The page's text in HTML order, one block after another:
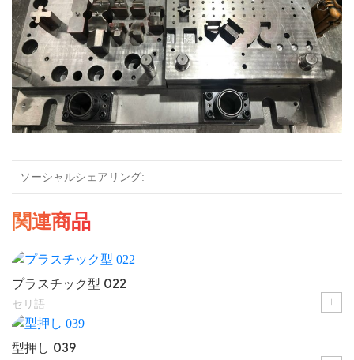
ソーシャルシェアリング:
関連商品
プラスチック型 022
セリ語 +
型押し 039